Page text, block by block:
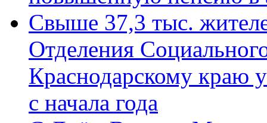
Свыше 37,3 тыс.
Отделения
Краснодарскому краю
с начала года